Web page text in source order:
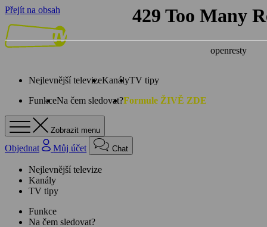
Přejít na obsah
Nejlevnější televizeKanályTV tipy
FunkceNa čem sledovat?Formule ŽIVĚ ZDE
Zobrazit menu
Objednat Můj účet Chat
Nejlevnější televize
Kanály
TV tipy
Funkce
Na čem sledovat?